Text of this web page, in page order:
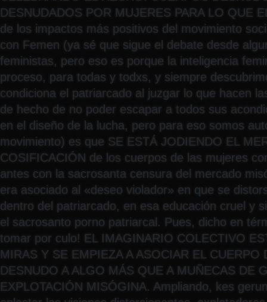
DESNUDADOS POR MUJERES PARA LO QUE
de los impactos más positivos del movimiento
con Femen (ya sé que sigue el debate desde
feministas, pero eso es porque la inteligencia
proceso, para todas y todxs, y siempre
condiciona el patriarcado al juzgar lo que hacen
de hecho de no poder escapar a todos sus
en el diseño de la lucha, pero para eso somos
movimiento) es que SE ESTÁ JODIENDO EL
COSIFICACIÓN de los cuerpos de las mujeres
antes con la sacrosanta censura del mercado
era asociado al «deseo violador» en que se
dentro del patriarcado, en esa educación cruel y
el sacrosanto porno patriarcal. Pues, dicho en
tomar por culo! EL IMAGINARIO COLECTIVO
MIRAS Y SE EMPIEZA A ASOCIAR EL CUERPO
DESNUDO A ALGO MÁS QUE A MUÑECAS DE
EXPLOTACIÓN MISÓGINA. Ampliando, kes